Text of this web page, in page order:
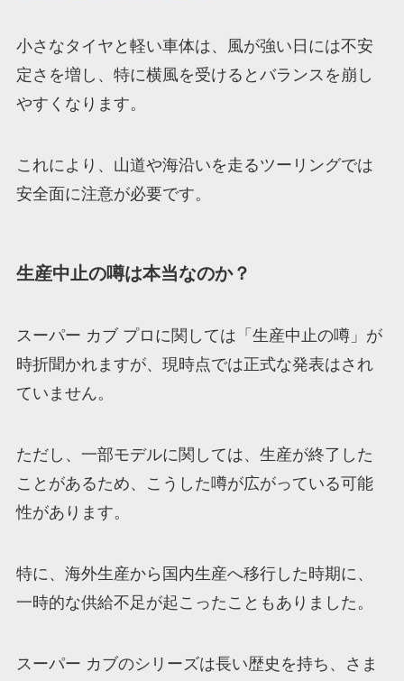
小さなタイヤと軽い車体は、風が強い日には不安
定さを増し、特に横風を受けるとバランスを崩し
やすくなります。
これにより、山道や海沿いを走るツーリングでは
安全面に注意が必要です。
生産中止の噂は本当なのか？
スーパー カブ プロに関しては「生産中止の噂」が
時折聞かれますが、現時点では正式な発表はされ
ていません。
ただし、一部モデルに関しては、生産が終了した
ことがあるため、こうした噂が広がっている可能
性があります。
特に、海外生産から国内生産へ移行した時期に、
一時的な供給不足が起こったこともありました。
スーパー カブのシリーズは長い歴史を持ち、さま